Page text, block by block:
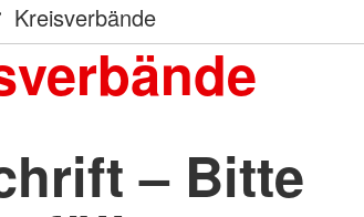
Kreisverbände
– Bitte